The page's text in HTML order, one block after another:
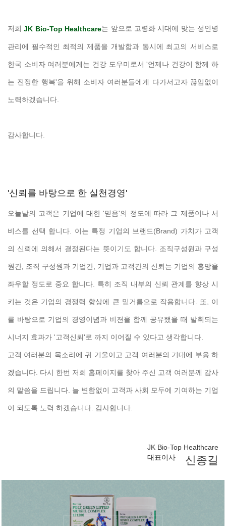
저희 JK Bio-Top Healthcare는 앞으로 고령화 시대에 맞는 성인병
관리에 필수적인 최적의 제품을 개발함과 동시에 최고의 서비스로
한국 소비자 여러분에게는 건강 도우미로서 '언제나 건강이 함께 하
는 진정한 행복'을 위해 소비자 여러분들에게 다가서고자 끊임없이
노력하겠습니다.
감사합니다.
'신뢰를 바탕으로 한 실천경영'
오늘날의 고객은 기업에 대한 '믿음'의 정도에 따라 그 제품이나 서
비스를 선택 합니다. 이는 특정 기업의 브랜드(Brand) 가치가 고객
의 신뢰에 의해서 결정된다는 뜻이기도 합니다. 조직구성원과 구성
원간, 조직 구성원과 기업간, 기업과 고객간의 신뢰는 기업의 흥망을
좌우할 정도로 중요 합니다. 특히 조직 내부의 신뢰 관계를 향상 시
키는 것은 기업의 경쟁력 향상에 큰 밑거름으로 작용합니다. 또, 이
를 바탕으로 기업의 경영이념과 비젼을 함께 공유했을 때 발휘되는
시너지 효과가 '고객신뢰'로 까지 이어질 수 있다고 생각합니다.
고객 여러분의 목소리에 귀 기울이고 고객 여러분의 기대에 부응 하
겠습니다. 다시 한번 저희 홈페이지를 찾아 주신 고객 여러분께 감사
의 말씀을 드립니다. 늘 변함없이 고객과 사회 모두에 기여하는 기업
이 되도록 노력 하겠습니다. 감사합니다.
JK Bio-Top Healthcare
대표이사
신종길